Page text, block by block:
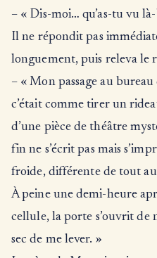
– « Dis-moi… qu’as-tu vu là-
Il ne répondit pas
longuement, puis releva le
– « Mon passage au
c’était comme tirer un
d’une pièce de théâtre
fin ne s’écrit pas mais
froide, différente de tout
À peine une demi-heure
cellule, la porte s’ouvrit de
sec de me lever. »